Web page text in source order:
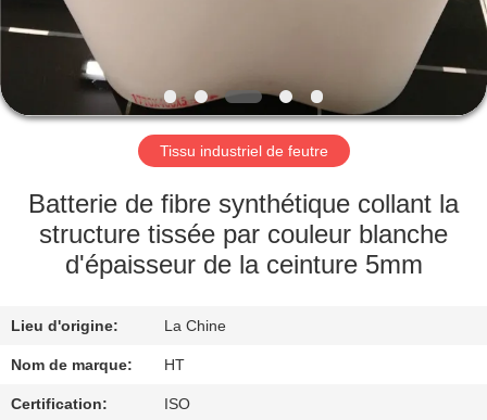
AU
SUJET
DE
NOUS
VISITE
D'USINE
DE
QUALITÉ
Tissu industriel de feutre
Batterie de fibre synthétique collant la
structure tissée par couleur blanche
d'épaisseur de la ceinture 5mm
Lieu d'origine: La Chine
Nom de marque: HT
Certification: ISO